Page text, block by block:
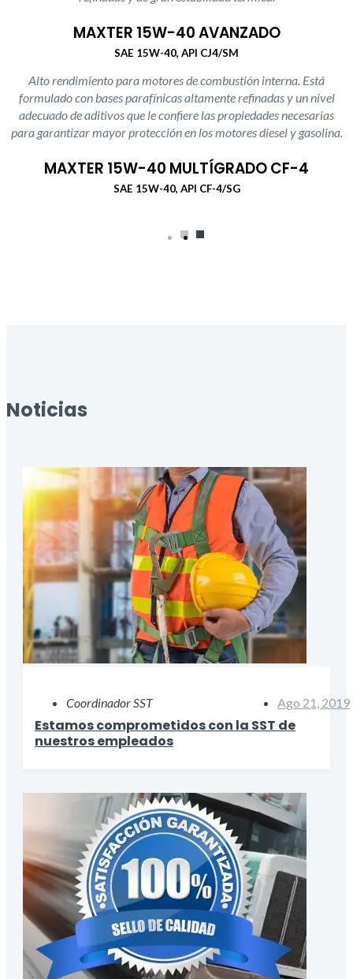
MAXTER 15W-40 AVANZADO
SAE 15W-40, API CJ4/SM
Alto rendimiento para motores de combustión interna. Está
formulado con bases parafínicas altamente refinadas y un nivel
adecuado de aditivos que le confiere las propiedades necesarias
para garantizar mayor protección en los motores diesel y gasolina.
MAXTER 15W-40 MULTÍGRADO CF-4
SAE 15W-40, API CF-4/SG
Noticias
Coordinador SST Ago 21, 2019
Estamos comprometidos con la SST de
nuestros empleados